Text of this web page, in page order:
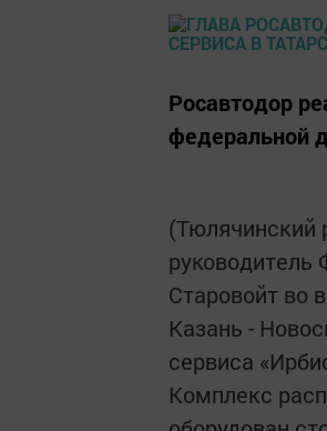
Росавтодор
федеральной
(Тюлячинский
руководитель
Старовойт во
Казань -
сервиса
Комплекс